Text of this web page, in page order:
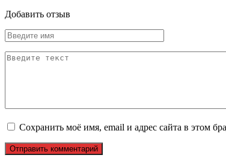
Добавить отзыв
Сохранить моё имя, email и адрес сайта в этом